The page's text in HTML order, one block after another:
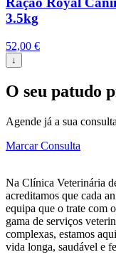
3.5kg
52,00 €
↓
O seu patudo
Agende já a sua
Marcar Consulta
Na Clínica Veterinária
acreditamos que cada
equipa que o trate com
gama de serviços
complexas, estamos
vida longa, saudável e